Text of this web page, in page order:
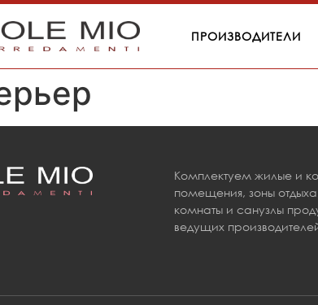
ПРОИЗВОДИТЕЛИ
Комплектуем жилые и
помещения, зоны
комнаты и санузлы
ведущих